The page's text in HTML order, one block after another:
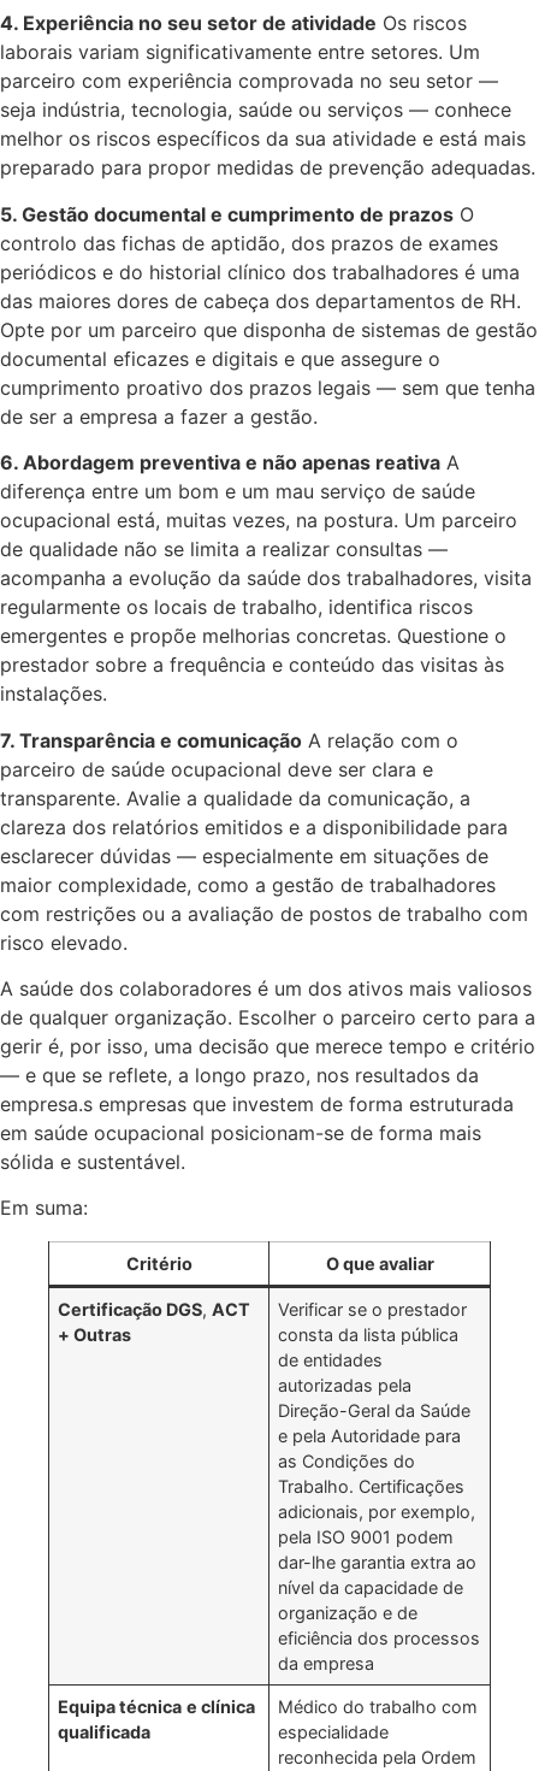
4. Experiência no seu setor de atividade Os riscos
laborais variam significativamente entre setores. Um
parceiro com experiência comprovada no seu setor —
seja indústria, tecnologia, saúde ou serviços — conhece
melhor os riscos específicos da sua atividade e está mais
preparado para propor medidas de prevenção adequadas.
5. Gestão documental e cumprimento de prazos O
controlo das fichas de aptidão, dos prazos de exames
periódicos e do historial clínico dos trabalhadores é uma
das maiores dores de cabeça dos departamentos de RH.
Opte por um parceiro que disponha de sistemas de gestão
documental eficazes e digitais e que assegure o
cumprimento proativo dos prazos legais — sem que tenha
de ser a empresa a fazer a gestão.
6. Abordagem preventiva e não apenas reativa A
diferença entre um bom e um mau serviço de saúde
ocupacional está, muitas vezes, na postura. Um parceiro
de qualidade não se limita a realizar consultas —
acompanha a evolução da saúde dos trabalhadores, visita
regularmente os locais de trabalho, identifica riscos
emergentes e propõe melhorias concretas. Questione o
prestador sobre a frequência e conteúdo das visitas às
instalações.
7. Transparência e comunicação A relação com o
parceiro de saúde ocupacional deve ser clara e
transparente. Avalie a qualidade da comunicação, a
clareza dos relatórios emitidos e a disponibilidade para
esclarecer dúvidas — especialmente em situações de
maior complexidade, como a gestão de trabalhadores
com restrições ou a avaliação de postos de trabalho com
risco elevado.
A saúde dos colaboradores é um dos ativos mais valiosos
de qualquer organização. Escolher o parceiro certo para a
gerir é, por isso, uma decisão que merece tempo e critério
— e que se reflete, a longo prazo, nos resultados da
empresa.s empresas que investem de forma estruturada
em saúde ocupacional posicionam-se de forma mais
sólida e sustentável.
Em suma:
Critério O que avaliar
Certificação DGS,ACT
+ Outras
Verificar se o prestador
consta da lista pública
de entidades
autorizadas pela
Direção-Geral da Saúde
e pela Autoridade para
as Condições do
Trabalho. Certificações
adicionais, por exemplo,
pela ISO 9001 podem
dar-lhe garantia extra ao
nível da capacidade de
organização e de
eficiência dos processos
da empresa
Equipa técnica e clínica
qualificada
Médico do trabalho com
especialidade
reconhecida pela Ordem